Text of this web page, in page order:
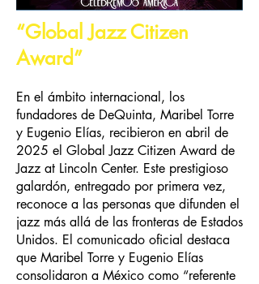
“Global Jazz Citizen
Award”
En el ámbito internacional, los
fundadores de DeQuinta, Maribel Torre
y Eugenio Elías, recibieron en abril de
2025 el Global Jazz Citizen Award de
Jazz at Lincoln Center. Este prestigioso
galardón, entregado por primera vez,
reconoce a las personas que difunden el
jazz más allá de las fronteras de Estados
Unidos. El comunicado oficial destaca
que Maribel Torre y Eugenio Elías
consolidaron a México como “referente